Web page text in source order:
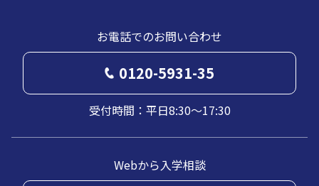
お電話でのお問い合わせ
0120-5931-35
受付時間：平日8:30～17:30
Webから入学相談